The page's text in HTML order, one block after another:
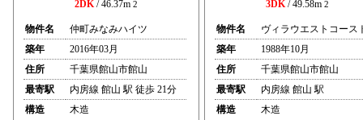
2DK/ 46.37m 2
物件名
仲町みなみハイツ
築年
2016年03月
住所
千葉県館山市館山
最寄駅
内房線 館山 駅 徒歩 21分
構造
木造
3DK/ 49.58m 2
物件名
ヴィラウエストコース
築年
1988年10月
住所
千葉県館山市館山
最寄駅
内房線 館山 駅
構造
木造